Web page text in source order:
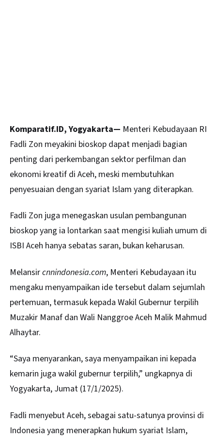
Komparatif.ID, Yogyakarta— Menteri Kebudayaan RI
Fadli Zon meyakini bioskop dapat menjadi bagian
penting dari perkembangan sektor perfilman dan
ekonomi kreatif di Aceh, meski membutuhkan
penyesuaian dengan syariat Islam yang diterapkan.
Fadli Zon juga menegaskan usulan pembangunan
bioskop yang ia lontarkan saat mengisi kuliah umum di
ISBI Aceh hanya sebatas saran, bukan keharusan.
Melansircnnindonesia.com, Menteri Kebudayaan itu
mengaku menyampaikan ide tersebut dalam sejumlah
pertemuan, termasuk kepada Wakil Gubernur terpilih
Muzakir Manaf dan Wali Nanggroe Aceh Malik Mahmud
Alhaytar.
“Saya menyarankan, saya menyampaikan ini kepada
kemarin juga wakil gubernur terpilih,” ungkapnya di
Yogyakarta, Jumat (17/1/2025).
Fadli menyebut Aceh, sebagai satu-satunya provinsi di
Indonesia yang menerapkan hukum syariat Islam,